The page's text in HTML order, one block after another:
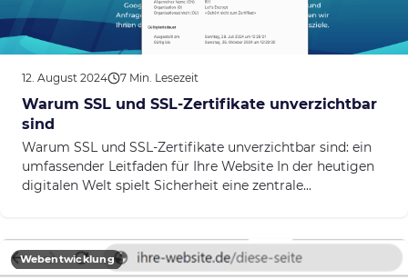
12. August 2024 7 Min. Lesezeit
Warum SSL und SSL-Zertifikate unverzichtbar
sind
Warum SSL und SSL-Zertifikate unverzichtbar sind: ein
umfassender Leitfaden für Ihre Website In der heutigen
digitalen Welt spielt Sicherheit eine zentrale...
Webentwicklung